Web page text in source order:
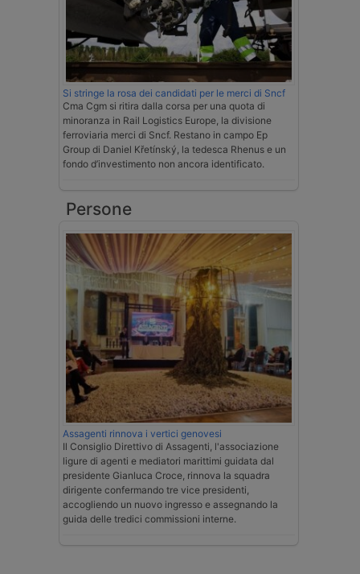
Si stringe la rosa dei candidati per le merci di Sncf
Cma Cgm si ritira dalla corsa per una quota di
minoranza in Rail Logistics Europe, la divisione
ferroviaria merci di Sncf. Restano in campo Ep
Group di Daniel Křetínský, la tedesca Rhenus e un
fondo d’investimento non ancora identificato.
Persone
Assagenti rinnova i vertici genovesi
Il Consiglio Direttivo di Assagenti, l'associazione
ligure di agenti e mediatori marittimi guidata dal
presidente Gianluca Croce, rinnova la squadra
dirigente confermando tre vice presidenti,
accogliendo un nuovo ingresso e assegnando la
guida delle tredici commissioni interne.